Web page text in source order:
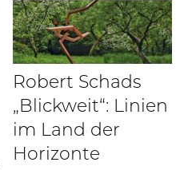
Robert Schads
„Blickweit“: Linien
im Land der
Horizonte